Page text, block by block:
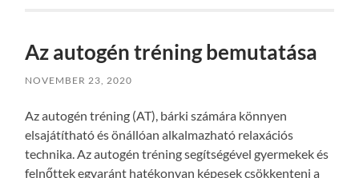
Az autogén tréning bemutatása
NOVEMBER 23, 2020
Az autogén tréning (AT), bárki számára könnyen
elsajátítható és önállóan alkalmazható relaxációs
technika. Az autogén tréning segítségével gyermekek és
felnőttek egyaránt hatékonyan képesek csökkenteni a